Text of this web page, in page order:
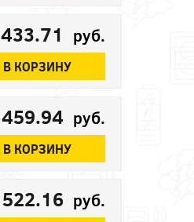
433.71 руб.
В КОРЗИНУ
459.94 руб.
В КОРЗИНУ
522.16 руб.